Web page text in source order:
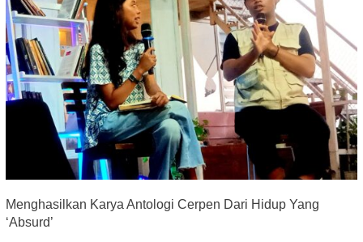
Menghasilkan Karya Antologi Cerpen Dari Hidup Yang
‘Absurd’